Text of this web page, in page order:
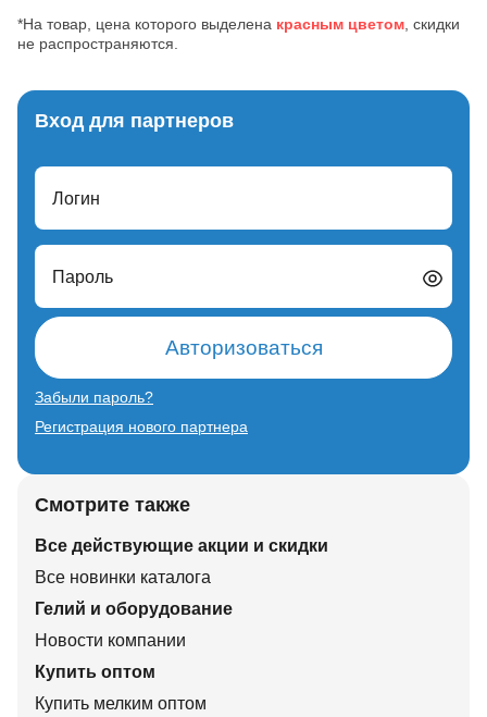
*На товар, цена которого выделена красным цветом , скидки
не распространяются.
Вход для партнеров
Логин
Пароль
Авторизоваться
Забыли пароль?
Регистрация нового партнера
Смотрите также
Все действующие акции и скидки
Все новинки каталога
Гелий и оборудование
Новости компании
Купить оптом
Купить мелким оптом